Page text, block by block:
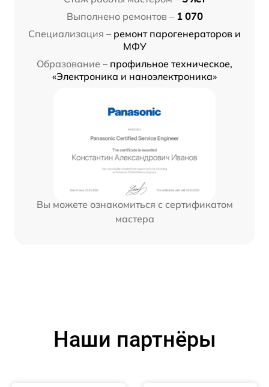
Выполнено ремонтов – 1 070
Специализация – ремонт парогенераторов и
МФУ
Образование – профильное техническое,
«Электроника и наноэлектроника»
Вы можете ознакомиться с сертификатом
мастера
Наши партнёры